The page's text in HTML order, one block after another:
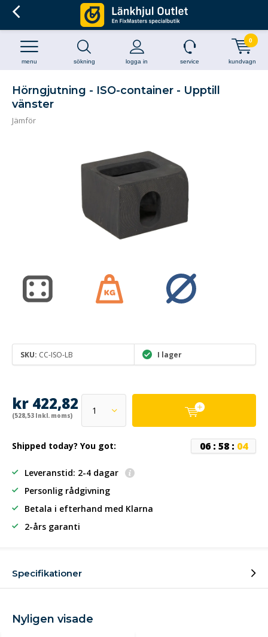
sökning logga in
menu service kundvagn
0
Hörngjutning - ISO-container - Upptill
vänster
Jämför
SKU: CC-ISO-LB I lager
kr 422,82
(528,53 Inkl. moms)
Shipped today? You got: 06: 58: 04
Leveranstid: 2-4 dagar
Personlig rådgivning
Betala i efterhand med Klarna
2-års garanti
Specifikationer
Nyligen visade